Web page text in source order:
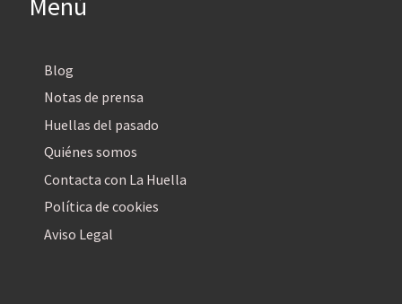
Blog
Notas de prensa
Huellas del pasado
Quiénes somos
Contacta con La Huella
Política de cookies
Aviso Legal